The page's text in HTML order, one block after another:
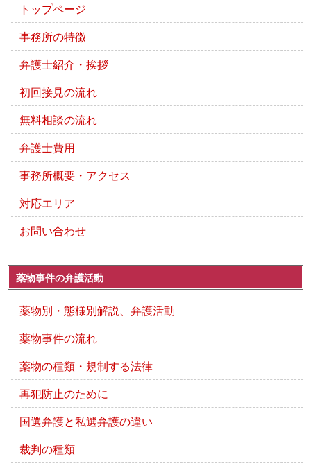
トップページ
事務所の特徴
弁護士紹介・挨拶
初回接見の流れ
無料相談の流れ
弁護士費用
事務所概要・アクセス
対応エリア
お問い合わせ
薬物事件の弁護活動
薬物別・態様別解説、弁護活動
薬物事件の流れ
薬物の種類・規制する法律
再犯防止のために
国選弁護と私選弁護の違い
裁判の種類